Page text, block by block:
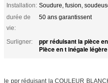
Installation: Soudure, fusion,
durée de
vie:
50 ans garantissent
Surligner: ppr réduisant la pièce
Pièce en t inégale
le ppr réduisant la COULEUR